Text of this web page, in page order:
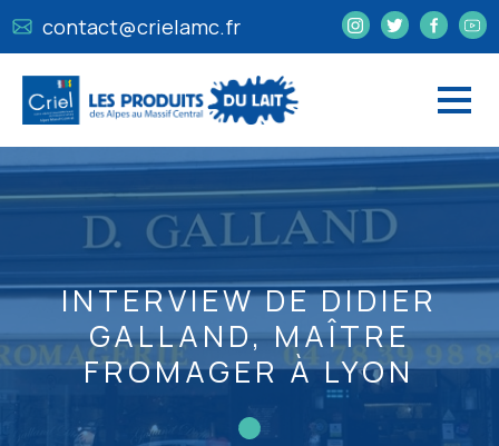
contact@crielamc.fr
INTERVIEW DE DIDIER
GALLAND, MAÎTRE
FROMAGER À LYON